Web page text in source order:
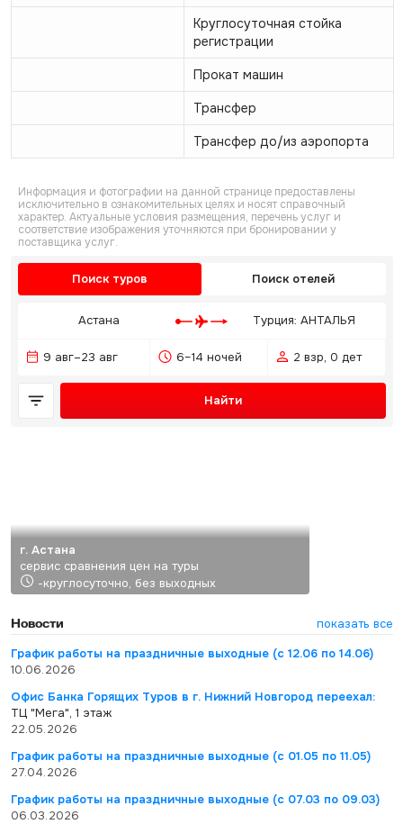
Круглосуточная стойка
регистрации
Прокат машин
Трансфер
Трансфер до/из аэропорта
Информация и фотографии на данной странице предоставлены
исключительно в ознакомительных целях и носят справочный
характер. Актуальные условия размещения, перечень услуг и
соответствие изображения уточняются при бронировании у
поставщика услуг.
Поиск туров Поиск отелей
Астана Турция: АНТАЛЬЯ
9 авг–23 авг 6–14 ночей 2 взр, 0 дет
Найти
г. Астана
сервис сравнения цен на туры
-круглосуточно, без выходных
Новости
показать все
График работы на праздничные выходные (с 12.06 по 14.06)
10.06.2026
Офис Банка Горящих Туров в г. Нижний Новгород переехал:
ТЦ "Мега", 1 этаж
22.05.2026
График работы на праздничные выходные (с 01.05 по 11.05)
27.04.2026
График работы на праздничные выходные (с 07.03 по 09.03)
06.03.2026